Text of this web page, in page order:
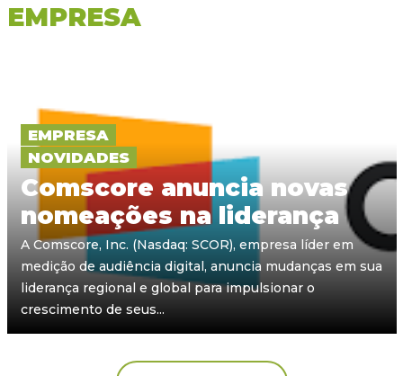
EMPRESA
EMPRESA
NOVIDADES
Comscore anuncia novas
nomeações na liderança
A Comscore, Inc. (Nasdaq: SCOR), empresa líder em
medição de audiência digital, anuncia mudanças em sua
liderança regional e global para impulsionar o
crescimento de seus...